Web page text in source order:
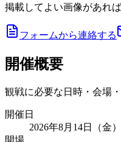
掲載してよい画像があれ
フォームから連絡する
開催概要
観戦に必要な日時・会場
開催日
2026年8月14日（金）
開場